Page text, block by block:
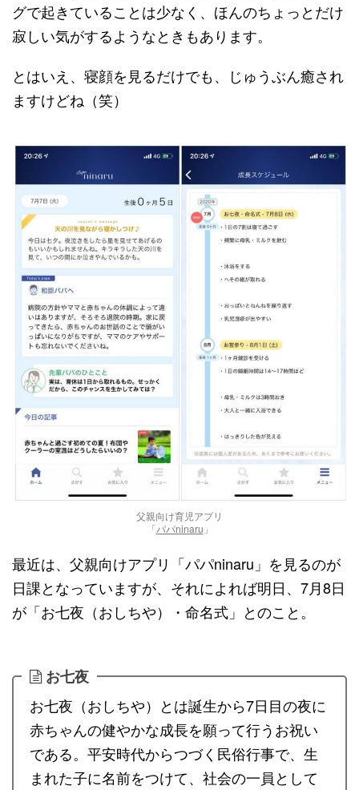
グで起きていることは少なく、ほんのちょっとだけ
寂しい気がするようなときもあります。
とはいえ、寝顔を見るだけでも、じゅうぶん癒され
ますけどね（笑）
父親向け育児アプリ
「パパninaru 」
最近は、父親向けアプリ「パパninaru」を見るのが
日課となっていますが、それによれば明日、7月8日
が「お七夜（おしちや）・命名式」とのこと。
お七夜
お七夜（おしちや）とは誕生から7日目の夜に
赤ちゃんの健やかな成長を願って行うお祝い
である。平安時代からつづく民俗行事で、生
まれた子に名前をつけて、社会の一員として